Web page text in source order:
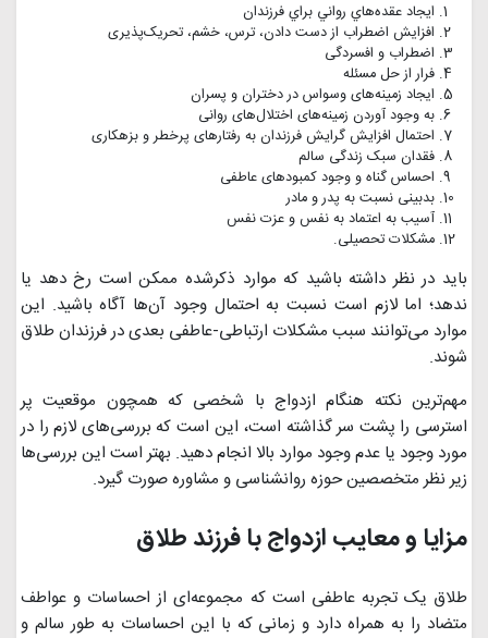
ايجاد عقده‌هاي رواني براي فرزندان
افزایش اضطراب از دست دادن، ترس، خشم، تحریک‌پذیری
اضطراب و افسردگی
فرار از حل مسئله
ایجاد زمینه‌های وسواس در دختران و پسران
به وجود آوردن زمینه‌های اختلال‌های روانی
احتمال افزايش گرايش فرزندان به رفتارهای پرخطر و بزهکاری
فقدان سبک زندگی سالم
احساس گناه و وجود کمبودهای عاطفی
بدبینی نسبت به پدر و مادر
آسیب به اعتماد به نفس و عزت نفس
مشکلات تحصیلی.
باید در نظر داشته باشید که موارد ذکرشده ممکن است رخ دهد یا
ندهد؛ اما لازم است نسبت به احتمال وجود آن‌ها آگاه باشید. این
موارد می‌توانند سبب مشکلات ارتباطی-عاطفی بعدی در فرزندان طلاق
شوند.
مهم‌ترین نکته هنگام ازدواج با شخصی که همچون موقعیت پر
استرسی را پشت سر گذاشته است، این است که بررسی‌های لازم را در
مورد وجود یا عدم وجود موارد بالا انجام دهید. بهتر است این بررسی‌ها
زیر نظر متخصصین حوزه روانشناسی و مشاوره صورت گیرد.
مزایا و معایب ازدواج با فرزند طلاق
طلاق یک تجربه عاطفی است که مجموعه‌ای از احساسات و عواطف
متضاد را به همراه دارد و زمانی که با این احساسات به طور سالم و